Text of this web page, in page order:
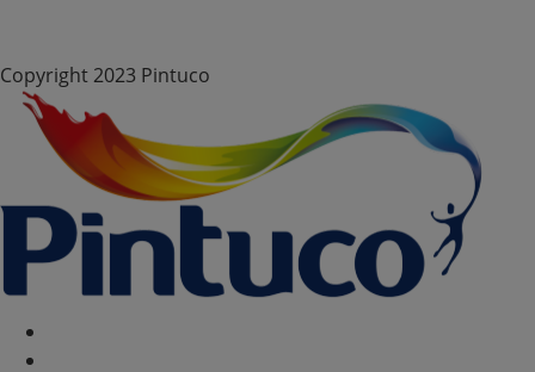
Copyright 2023 Pintuco